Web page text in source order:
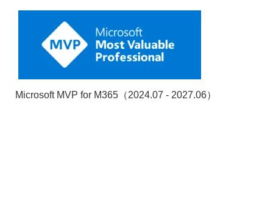
Microsoft MVP for M365（2024.07 - 2027.06）